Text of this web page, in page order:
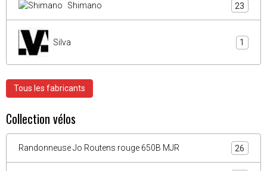
Shimano 23
Silva 1
Tous les fabricants
Collection vélos
Randonneuse Jo Routens rouge 650B MJR 26